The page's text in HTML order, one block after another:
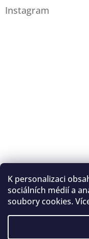
K personalizaci
sociálních médií a
soubory cookies.
Instagram
Sledovat
Registrace na